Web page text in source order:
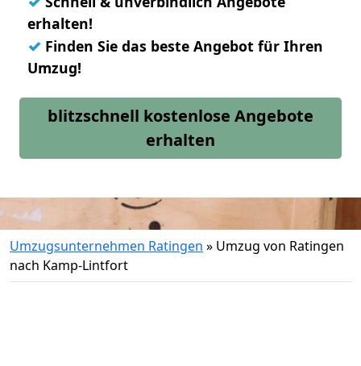
erhalten!
✓ Finden Sie das beste Angebot für Ihren
Umzug!
blitzschnell kostenlose Angebote
erhalten
Umzugsunternehmen Ratingen » Umzug von Ratingen
nach Kamp-Lintfort